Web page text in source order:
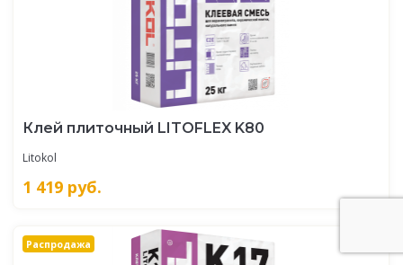
Клей плиточный LITOFLEX K80
Litokol
1 419 руб.
Распродажа